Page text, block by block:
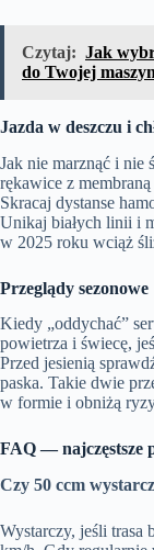
Czytaj: Jak
do Twojej
Jazda w deszczu i
Jak nie marznąć i nie
rękawice z
Skracaj dystanse
Unikaj białych linii i
w 2025 roku wciąż
Przeglądy sezonowe
Kiedy „oddychać”
powietrza i świecę,
Przed jesienią
paska. Takie dwie
w formie i obniżą
FAQ — najczęstsze
Czy 50 ccm
Wystarczy, jeśli trasa